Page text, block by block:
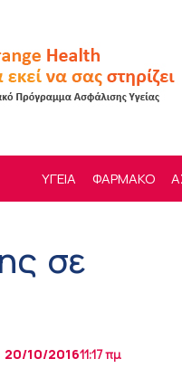
ΥΓΕΙΑ ΦΑΡΜΑΚΟ
σε
20/10/201611:17 πμ